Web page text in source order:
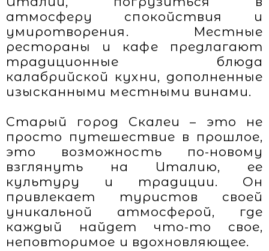
атмосферу спокойствия и
умиротворения. Местные
рестораны и кафе предлагают
традиционные блюда
калабрийской кухни, дополненные
изысканными местными винами.
Старый город Скалеи – это не
просто путешествие в прошлое,
это возможность по-новому
взглянуть на Италию, ее
культуру и традиции. Он
привлекает туристов своей
уникальной атмосферой, где
каждый найдет что-то свое,
неповторимое и вдохновляющее.